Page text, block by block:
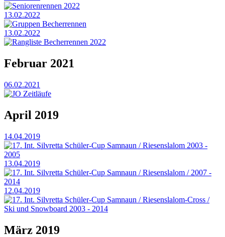
Seniorenrennen 2022
13.02.2022
Gruppen Becherrennen
13.02.2022
Rangliste Becherrennen 2022
Februar 2021
06.02.2021
JO Zeitläufe
April 2019
14.04.2019
17. Int. Silvretta Schüler-Cup Samnaun / Riesenslalom 2003 -
2005
13.04.2019
17. Int. Silvretta Schüler-Cup Samnaun / Riesenslalom / 2007 -
2014
12.04.2019
17. Int. Silvretta Schüler-Cup Samnaun / Riesenslalom-Cross /
Ski und Snowboard 2003 - 2014
März 2019